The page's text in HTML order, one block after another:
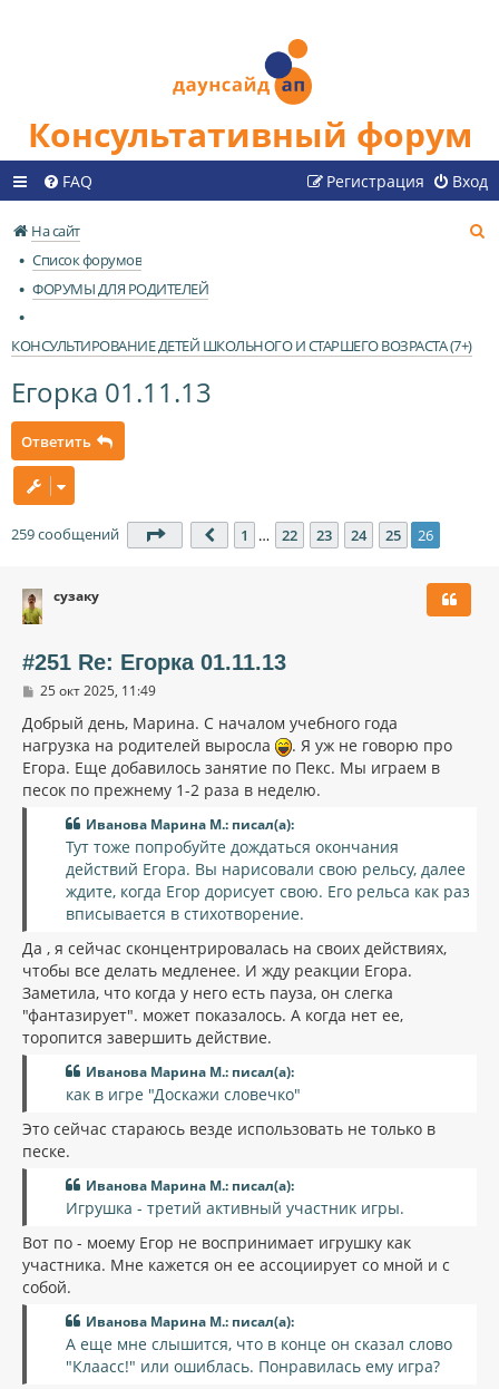
Консультативный форум
FAQ Вход
Регистрация
На сайт
Список форумов
ФОРУМЫ ДЛЯ РОДИТЕЛЕЙ
КОНСУЛЬТИРОВАНИЕ ДЕТЕЙ ШКОЛЬНОГО И СТАРШЕГО ВОЗРАСТА (7+)
Егорка 01.11.13
Ответить
259 сообщений Страница 26 из 26
Пред.
1 … 22 23 24 25 26
сузаку
#251 Re: Егорка 01.11.13
С
о
щ
е
н
и
25 окт 2025, 11:49
Добрый день, Марина. С началом учебного года
нагрузка на родителей выросла
. Я уж не говорю про
Егора. Еще добавилось занятие по Пекс. Мы играем в
песок по прежнему 1-2 раза в неделю.
Иванова Марина М.: писал(а):
Тут тоже попробуйте дождаться окончания
действий Егора. Вы нарисовали свою рельсу, далее
ждите, когда Егор дорисует свою. Его рельса как раз
вписывается в стихотворение.
Да , я сейчас сконцентрировалась на своих действиях,
чтобы все делать медленее. И жду реакции Егора.
Заметила, что когда у него есть пауза, он слегка
"фантазирует". может показалось. А когда нет ее,
торопится завершить действие.
Иванова Марина М.: писал(а):
как в игре "Доскажи словечко"
Это сейчас стараюсь везде использовать не только в
песке.
Иванова Марина М.: писал(а):
Игрушка - третий активный участник игры.
Вот по - моему Егор не воспринимает игрушку как
участника. Мне кажется он ее ассоциирует со мной и с
собой.
Иванова Марина М.: писал(а):
А еще мне слышится, что в конце он сказал слово
"Клаасс!" или ошиблась. Понравилась ему игра?